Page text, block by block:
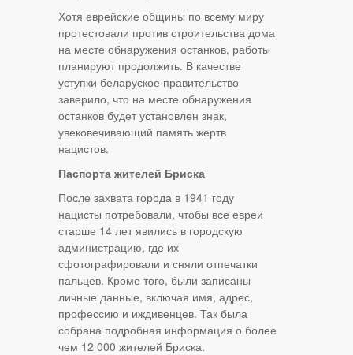
Хотя еврейские общины по всему миру
протестовали против строительства дома
на месте обнаружения останков, работы
планируют продолжить. В качестве
уступки беларуское правительство
заверило, что на месте обнаружения
останков будет установлен знак,
увековечивающий память жертв
нацистов.
Паспорта жителей Бриска
После захвата города в 1941 году
нацисты потребовали, чтобы все евреи
старше 14 лет явились в городскую
администрацию, где их
сфотографировали и сняли отпечатки
пальцев. Кроме того, были записаны
личные данные, включая имя, адрес,
профессию и иждивенцев. Так была
собрана подробная информация о более
чем 12 000 жителей Бриска.